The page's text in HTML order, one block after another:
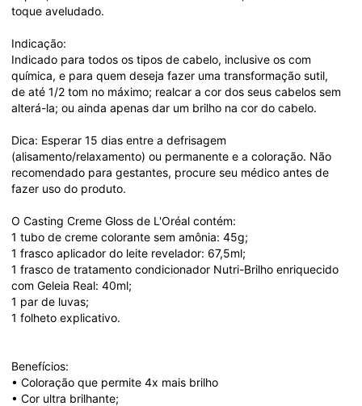
toque aveludado.
Indicação:
Indicado para todos os tipos de cabelo, inclusive os com
química, e para quem deseja fazer uma transformação sutil,
de até 1/2 tom no máximo; realcar a cor dos seus cabelos sem
alterá-la; ou ainda apenas dar um brilho na cor do cabelo.
Dica: Esperar 15 dias entre a defrisagem
(alisamento/relaxamento) ou permanente e a coloração. Não
recomendado para gestantes, procure seu médico antes de
fazer uso do produto.
O Casting Creme Gloss de L'Oréal contém:
1 tubo de creme colorante sem amônia: 45g;
1 frasco aplicador do leite revelador: 67,5ml;
1 frasco de tratamento condicionador Nutri-Brilho enriquecido
com Geleia Real: 40ml;
1 par de luvas;
1 folheto explicativo.
Benefícios:
• Coloração que permite 4x mais brilho
• Cor ultra brilhante;